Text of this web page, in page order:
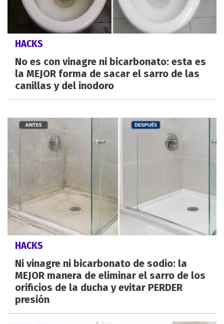
HACKS
No es con vinagre ni bicarbonato: esta es
la MEJOR forma de sacar el sarro de las
canillas y del inodoro
HACKS
Ni vinagre ni bicarbonato de sodio: la
MEJOR manera de eliminar el sarro de los
orificios de la ducha y evitar PERDER
presión